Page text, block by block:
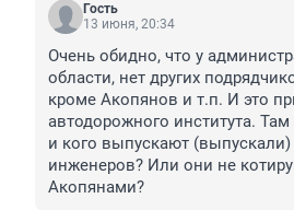
Гость
13 июня, 20:34
Очень обидно, что у
области, нет других
кроме Акопянов и т.п. И это
автодорожного института. Там
и кого выпускают
инженеров? Или они не
Акопянами?